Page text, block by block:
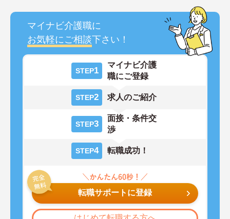
マイナビ介護職に
お気軽にご相談下さい！
STEP1
マイナビ介護
職にご登録
STEP2 求人のご紹介
STEP3
面接・条件交
渉
STEP4 転職成功！
転職サポートに登録